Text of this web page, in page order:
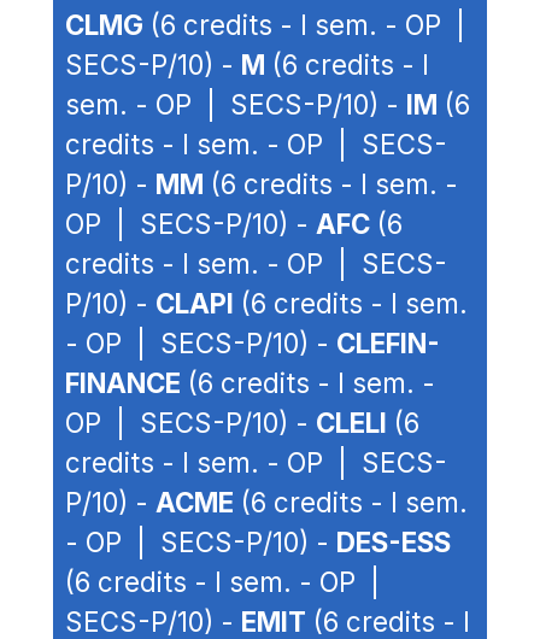
CLMG (6 credits - I sem. - OP |
SECS-P/10) - M (6 credits - I
sem. - OP | SECS-P/10) - IM (6
credits - I sem. - OP | SECS-
P/10) - MM (6 credits - I sem. -
OP | SECS-P/10) - AFC (6
credits - I sem. - OP | SECS-
P/10) - CLAPI (6 credits - I sem.
- OP | SECS-P/10) - CLEFIN-
FINANCE (6 credits - I sem. -
OP | SECS-P/10) - CLELI (6
credits - I sem. - OP | SECS-
P/10) - ACME (6 credits - I sem.
- OP | SECS-P/10) - DES-ESS
(6 credits - I sem. - OP |
SECS-P/10) - EMIT (6 credits - I